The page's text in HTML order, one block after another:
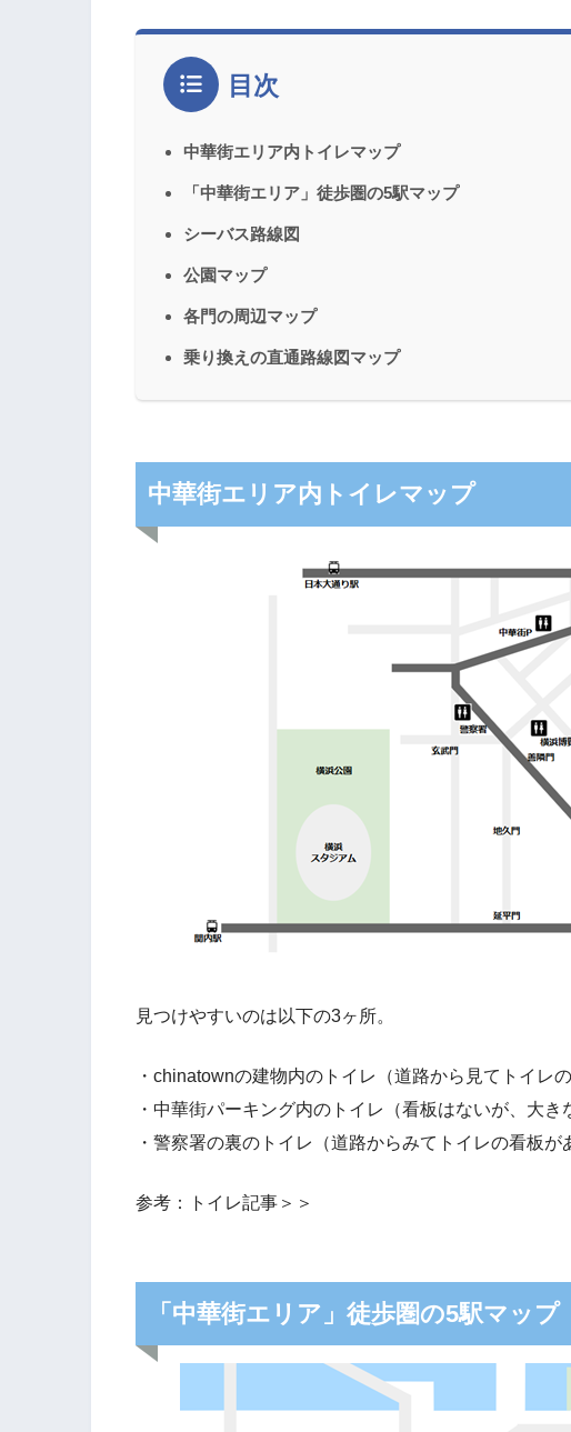
目次
中華街エリア内トイレマップ
「中華街エリア」徒歩圏の5駅マップ
シーバス路線図
公園マップ
各門の周辺マップ
乗り換えの直通路線図マップ
中華街エリア内トイレマップ
見つけやすいのは以下の3ヶ所。
・chinatownの建物内のトイレ（道路から見てトイレ
・中華街パーキング内のトイレ（看板はないが、大き
・警察署の裏のトイレ（道路からみてトイレの看板が
参考：トイレ記事＞＞
「中華街エリア」徒歩圏の5駅マップ